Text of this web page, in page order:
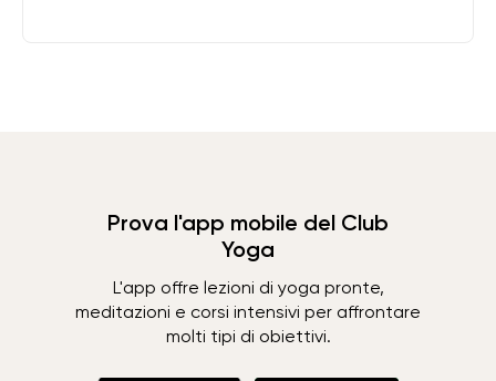
Prova l'app mobile del Club
Yoga
L'app offre lezioni di yoga pronte,
meditazioni e corsi intensivi per affrontare
molti tipi di obiettivi.